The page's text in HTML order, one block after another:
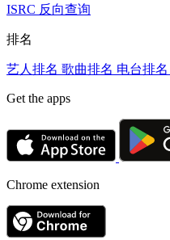
ISRC 反向查询
排名
艺人排名 歌曲排名 电台排名
Get the apps
Chrome extension